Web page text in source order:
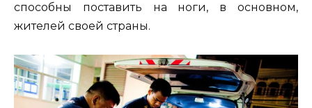
способны поставить на ноги, в основном,
жителей своей страны.